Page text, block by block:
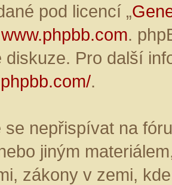
pod licencí „
www.phpbb.com.
diskuze. Pro další
.
se nepřispívat na
jiným
zákony v zemi,